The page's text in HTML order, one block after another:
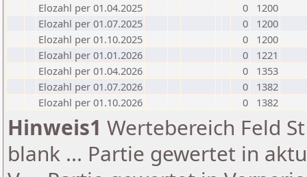
Elozahl per 01.04.2025
0
1200
Elozahl per 01.07.2025
0
1200
Elozahl per 01.10.2025
0
1200
Elozahl per 01.01.2026
0
1221
Elozahl per 01.04.2026
0
1353
Elozahl per 01.07.2026
0
1382
Elozahl per 01.10.2026
0 1382
Hinweis1 Wertebereich Feld
blank ... Partie gewertet in